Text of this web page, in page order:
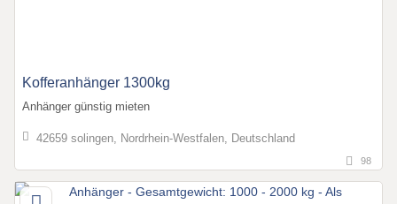
Kofferanhänger 1300kg
Anhänger günstig mieten
42659 solingen, Nordrhein-Westfalen, Deutschland
98